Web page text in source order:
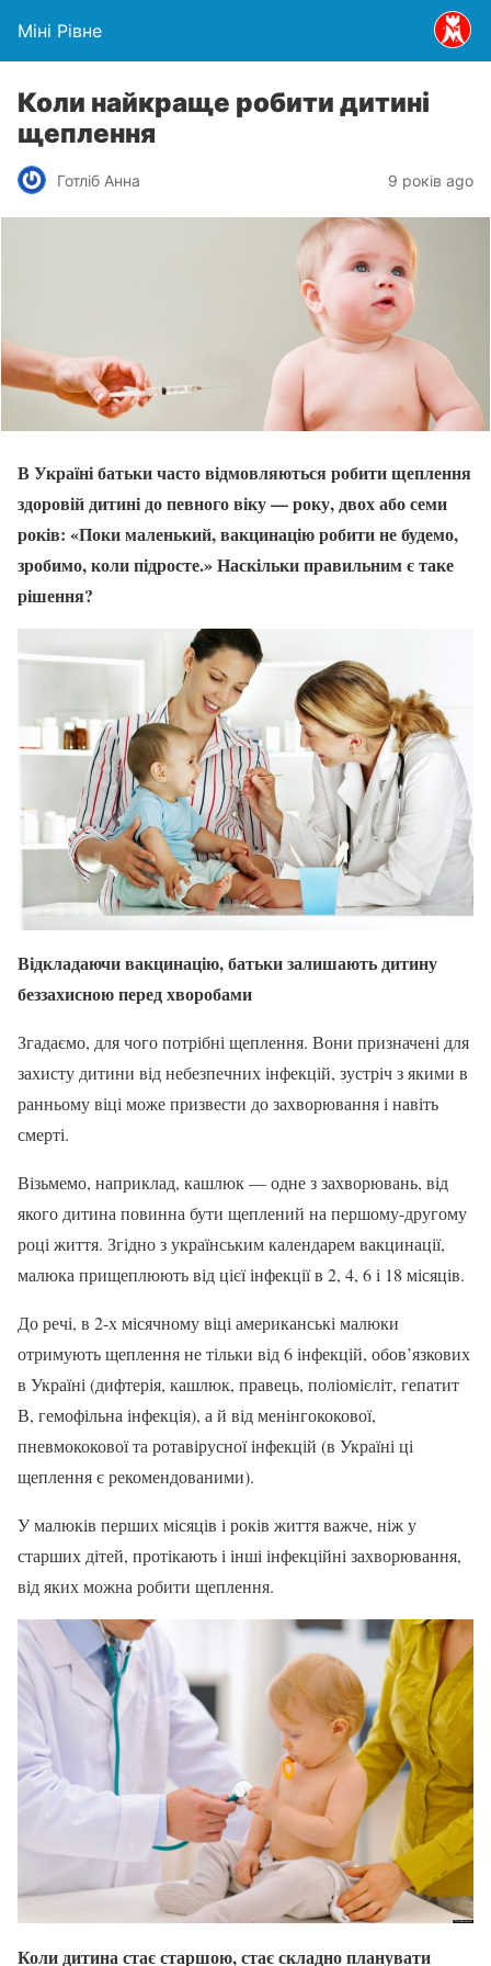
Міні Рівне
Коли найкраще робити дитині
щеплення
Готліб Анна 9 років ago
В Україні батьки часто відмовляються робити щеплення
здоровій дитині до певного віку — року, двох або семи
років: «Поки маленький, вакцинацію робити не будемо,
зробимо, коли підросте.» Наскільки правильним є таке
рішення?
Відкладаючи вакцинацію, батьки залишають дитину
беззахисною перед хворобами
Згадаємо, для чого потрібні щеплення. Вони призначені для
захисту дитини від небезпечних інфекцій, зустріч з якими в
ранньому віці може призвести до захворювання і навіть
смерті.
Візьмемо, наприклад, кашлюк — одне з захворювань, від
якого дитина повинна бути щеплений на першому-другому
році життя. Згідно з українським календарем вакцинації,
малюка прищеплюють від цієї інфекції в 2, 4, 6 і 18 місяців.
До речі, в 2-х місячному віці американські малюки
отримують щеплення не тільки від 6 інфекцій, обов’язкових
в Україні (дифтерія, кашлюк, правець, поліомієліт, гепатит
В, гемофільна інфекція), а й від менінгококової,
пневмококової та ротавірусної інфекцій (в Україні ці
щеплення є рекомендованими).
У малюків перших місяців і років життя важче, ніж у
старших дітей, протікають і інші інфекційні захворювання,
від яких можна робити щеплення.
Коли дитина стає старшою, стає складно планувати